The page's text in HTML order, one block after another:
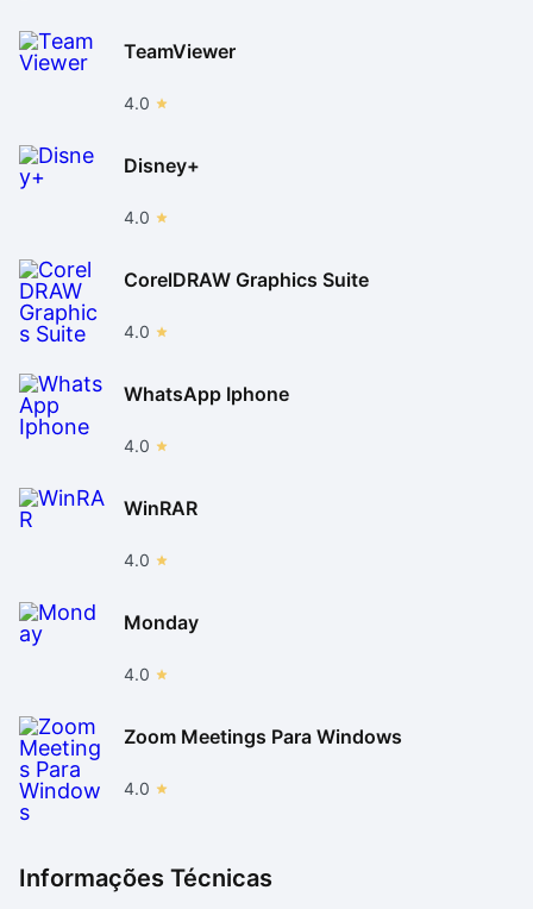
TeamViewer
4.0
Disney+
4.0
CorelDRAW Graphics Suite
4.0
WhatsApp Iphone
4.0
WinRAR
4.0
Monday
4.0
Zoom Meetings Para Windows
4.0
Informações Técnicas